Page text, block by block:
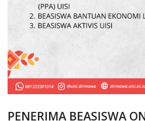
PENERIMA BEASISWA